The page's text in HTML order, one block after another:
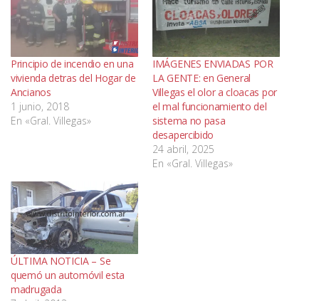
Principio de incendio en una
vivienda detras del Hogar de
Ancianos
1 junio, 2018
En «Gral. Villegas»
IMÁGENES ENVIADAS POR
LA GENTE: en General
Villegas el olor a cloacas por
el mal funcionamiento del
sistema no pasa
desapercibido
24 abril, 2025
En «Gral. Villegas»
ÚLTIMA NOTICIA – Se
quemó un automóvil esta
madrugada